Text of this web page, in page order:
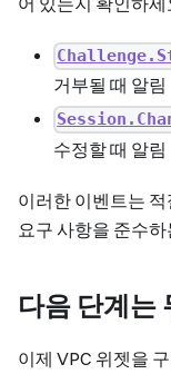
거부될 때 알림
수정할 때 알림
이러한 이벤트는
요구 사항을 준수
다음 단계는
이제 VPC 위젯을